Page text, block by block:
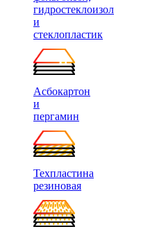
гидростеклоизол
и
стеклопластик
Асбокартон
и
пергамин
Техпластина
резиновая